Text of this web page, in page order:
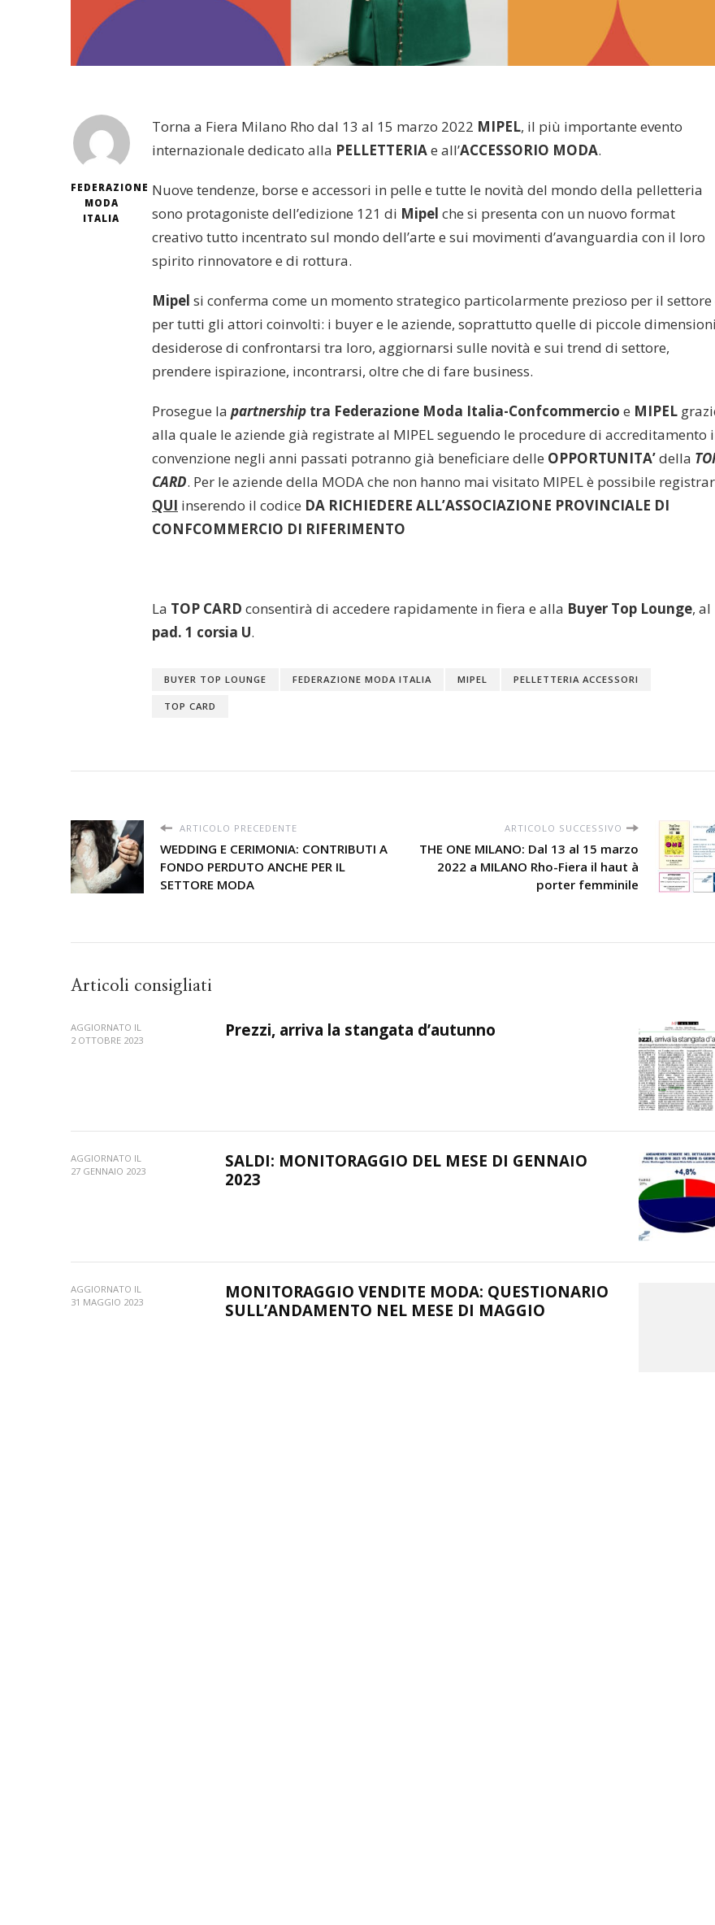
FEDERAZIONE
MODA
ITALIA
Torna a Fiera Milano Rho dal 13 al 15 marzo 2022 MIPEL, il più importante evento
internazionale dedicato alla PELLETTERIAe all’ACCESSORIO MODA.
Nuove tendenze, borse e accessori in pelle e tutte le novità del mondo della pelletteria
sono protagoniste dell’edizione 121 di Mipel che si presenta con un nuovo format
creativo tutto incentrato sul mondo dell’arte e sui movimenti d’avanguardia con il loro
spirito rinnovatore e di rottura.
Mipel si conferma come un momento strategico particolarmente prezioso per il settore
per tutti gli attori coinvolti: i buyer e le aziende, soprattutto quelle di piccole
desiderose di confrontarsi tra loro, aggiornarsi sulle novità e sui trend di settore,
prendere ispirazione, incontrarsi, oltre che di fare business.
Prosegue la partnership tra Federazione Moda Italia-Confcommercio e MIPEL
alla quale le aziende già registrate al MIPEL seguendo le procedure di accreditamento
convenzione negli anni passati potranno già beneficiare delle OPPORTUNITA’della
CARD. Per le aziende della MODA che non hanno mai visitato MIPEL è possibile
QUI inserendo il codice DA RICHIEDERE ALL’ASSOCIAZIONE PROVINCIALE DI
CONFCOMMERCIO DI RIFERIMENTO
La TOP CARD consentirà di accedere rapidamente in fiera e alla Buyer Top Lounge, al
pad. 1 corsia U.
BUYER TOP LOUNGE FEDERAZIONE MODA ITALIA MIPEL PELLETTERIA ACCESSORI
TOP CARD
ARTICOLO PRECEDENTE
WEDDING E CERIMONIA: CONTRIBUTI A
FONDO PERDUTO ANCHE PER IL
SETTORE MODA
ARTICOLO SUCCESSIVO
THE ONE MILANO: Dal 13 al 15 marzo
2022 a MILANO Rho-Fiera il haut à
porter femminile
Articoli consigliati
AGGIORNATO IL
2 OTTOBRE 2023
Prezzi, arriva la stangata d’autunno
AGGIORNATO IL
27 GENNAIO 2023
SALDI: MONITORAGGIO DEL MESE DI GENNAIO
2023
AGGIORNATO IL
31 MAGGIO 2023
MONITORAGGIO VENDITE MODA: QUESTIONARIO
SULL’ANDAMENTO NEL MESE DI MAGGIO